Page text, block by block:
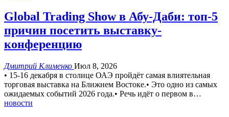
Global Trading Show в Абу-Даби: топ-5
причин посетить выставку-
конференцию
Дмитрий Клименко Июл 8, 2026
• 15-16 декабря в столице ОАЭ пройдёт самая влиятельная
торговая выставка на Ближнем Востоке.• Это одно из самых
ожидаемых событий 2026 года.• Речь идёт о первом в…
новости